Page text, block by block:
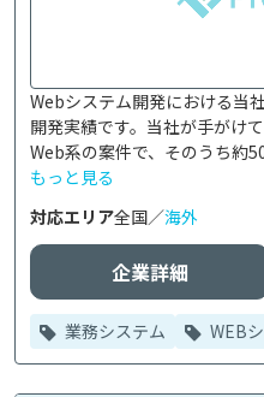
Webシステム開発における当
開発実績です。当社が手がけ
Web系の案件で、そのうち約
もっと見る
対応エリア全国／海外
企業詳細
業務システム WEB